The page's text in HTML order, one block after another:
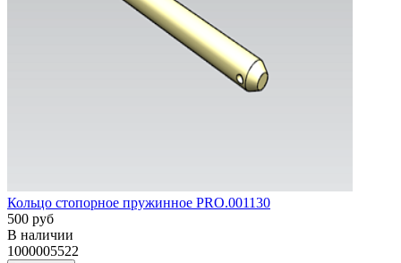
Кольцо стопорное пружинное PRO.001130
500 руб
В наличии
1000005522